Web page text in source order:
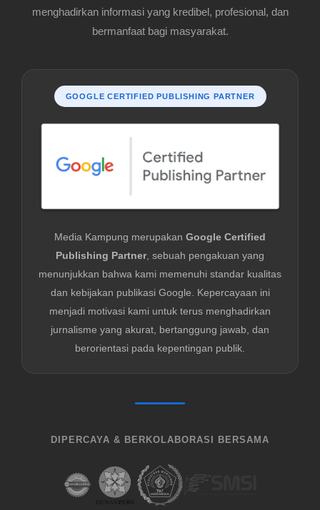
menghadirkan informasi yang kredibel, profesional, dan
bermanfaat bagi masyarakat.
GOOGLE CERTIFIED PUBLISHING PARTNER
Media Kampung merupakan Google Certified
Publishing Partner, sebuah pengakuan yang
menunjukkan bahwa kami memenuhi standar kualitas
dan kebijakan publikasi Google. Kepercayaan ini
menjadi motivasi kami untuk terus menghadirkan
jurnalisme yang akurat, bertanggung jawab, dan
berorientasi pada kepentingan publik.
DIPERCAYA & BERKOLABORASI BERSAMA